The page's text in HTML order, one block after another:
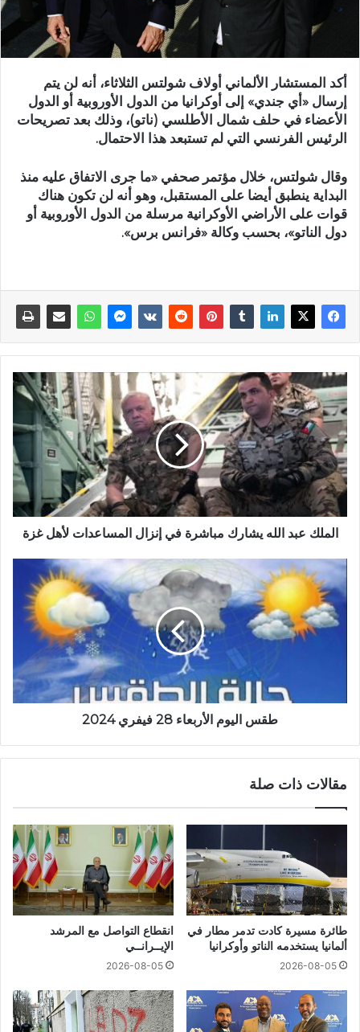
أكد المستشار الألماني أولاف شولتس الثلاثاء، أنه لن يتم
إرسال «أي جندي» إلى أوكرانيا من الدول الأوروبية أو الدول
الأعضاء في حلف شمال الأطلسي (ناتو)، وذلك بعد تصريحات
الرئيس الفرنسي التي لم تستبعد هذا الاحتمال.
وقال شولتس، خلال مؤتمر صحفي «ما جرى الاتفاق عليه منذ
البداية ينطبق أيضا على المستقبل، وهو أنه لن تكون هناك
قوات على الأراضي الأوكرانية مرسلة من الدول الأوروبية أو
دول الناتو»، بحسب وكالة «فرانس برس».
الملك عبد الله يشارك مباشرة في إنزال المساعدات لأهل غزة
طقس اليوم الأربعاء 28 فيفري 2024
مقالات ذات صلة
طائرة مسيرة كادت تدمر مطار في
ألمانيا يستخدمه الناتو وأوكرانيا
2026-08-05
انقطاع التواصل مع المرشد
الإيــرانــي
2026-08-05